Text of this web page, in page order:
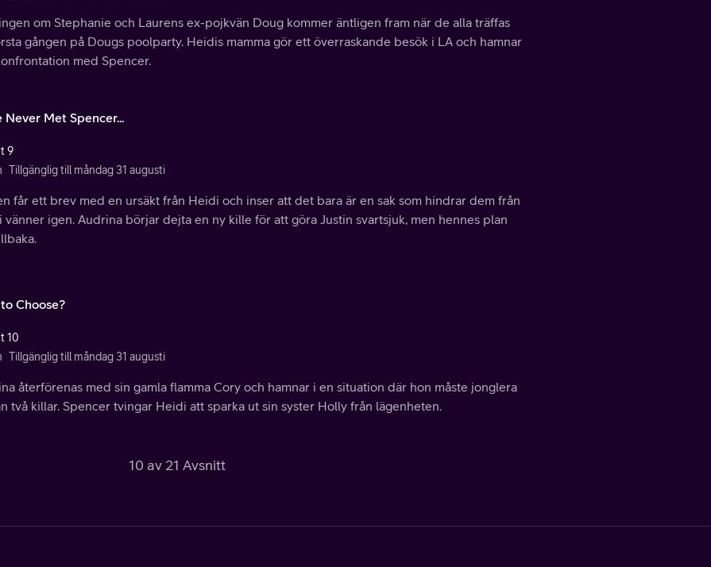
om Stephanie och Laurens ex-pojkvän Doug kommer äntligen fram när de alla träffas
gången på Dougs poolparty. Heidis mamma gör ett överraskande besök i LA och hamnar
med Spencer.
Never Met Spencer...
9
Tillgänglig till måndag 31 augusti
får ett brev med en ursäkt från Heidi och inser att det bara är en sak som hindrar dem från
vänner igen. Audrina börjar dejta en ny kille för att göra Justin svartsjuk, men hennes plan
Choose?
10
Tillgänglig till måndag 31 augusti
återförenas med sin gamla flamma Cory och hamnar i en situation där hon måste jonglera
två killar. Spencer tvingar Heidi att sparka ut sin syster Holly från lägenheten.
10 av 21 Avsnitt